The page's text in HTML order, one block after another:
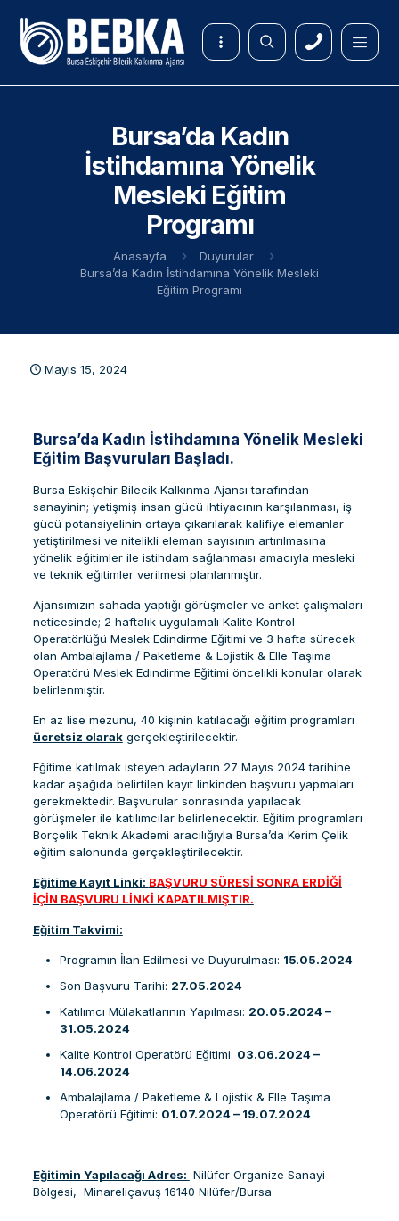
Bursa’da Kadın
İstihdamına Yönelik
Mesleki Eğitim
Programı
Anasayfa
Duyurular
Bursa’da Kadın İstihdamına Yönelik Mesleki
Eğitim Programı
Mayıs 15, 2024
Bursa’da Kadın İstihdamına Yönelik Mesleki
Eğitim Başvuruları Başladı.
Bursa Eskişehir Bilecik Kalkınma Ajansı tarafından
sanayinin; yetişmiş insan gücü ihtiyacının karşılanması, iş
gücü potansiyelinin ortaya çıkarılarak kalifiye elemanlar
yetiştirilmesi ve nitelikli eleman sayısının artırılmasına
yönelik eğitimler ile istihdam sağlanması amacıyla mesleki
ve teknik eğitimler verilmesi planlanmıştır.
Ajansımızın sahada yaptığı görüşmeler ve anket çalışmaları
neticesinde; 2 haftalık uygulamalı Kalite Kontrol
Operatörlüğü Meslek Edindirme Eğitimi ve 3 hafta sürecek
olan Ambalajlama / Paketleme & Lojistik & Elle Taşıma
Operatörü Meslek Edindirme Eğitimi öncelikli konular olarak
belirlenmiştir.
En az lise mezunu, 40 kişinin katılacağı eğitim programları
ücretsiz olarakgerçekleştirilecektir.
Eğitime katılmak isteyen adayların 27 Mayıs 2024 tarihine
kadar aşağıda belirtilen kayıt linkinden başvuru yapmaları
gerekmektedir. Başvurular sonrasında yapılacak
görüşmeler ile katılımcılar belirlenecektir. Eğitim programları
Borçelik Teknik Akademi aracılığıyla Bursa’da Kerim Çelik
eğitim salonunda gerçekleştirilecektir.
Eğitime Kayıt Linki: BAŞVURU SÜRESİ SONRA ERDİĞİ
İÇİN BAŞVURU LİNKİ KAPATILMIŞTIR.
Eğitim Takvimi:
Programın İlan Edilmesi ve Duyurulması: 15.05.2024
Son Başvuru Tarihi: 27.05.2024
Katılımcı Mülakatlarının Yapılması: 20.05.2024 –
31.05.2024
Kalite Kontrol Operatörü Eğitimi: 03.06.2024 –
14.06.2024
Ambalajlama / Paketleme & Lojistik & Elle Taşıma
Operatörü Eğitimi: 01.07.2024 – 19.07.2024
Eğitimin Yapılacağı Adres: Nilüfer Organize Sanayi
Bölgesi, Minareliçavuş 16140 Nilüfer/Bursa